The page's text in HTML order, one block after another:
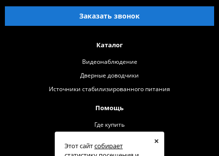
×
Этот сайтсобирает
Заказать звонок
Каталог
Видеонаблюдение
Дверные доводчики
Источники стабилизированного питания
Помощь
Где купить
Контакты